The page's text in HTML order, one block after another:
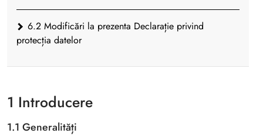
6.2 Modificări la prezenta Declarație privind
protecția datelor
1 Introducere
1.1 Generalități